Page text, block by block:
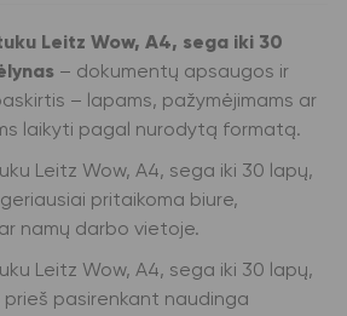
Leitz Wow, A4, sega iki 30
– dokumentų apsaugos ir
– lapams, pažymėjimams ar
laikyti pagal nurodytą formatą.
Leitz Wow, A4, sega iki 30 lapų,
pritaikoma biure,
namų darbo vietoje.
Leitz Wow, A4, sega iki 30 lapų,
prieš pasirenkant naudinga